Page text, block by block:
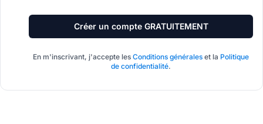
Créer un compte GRATUITEMENT
En m'inscrivant, j'accepte les Conditions générales et la Politique
de confidentialité.